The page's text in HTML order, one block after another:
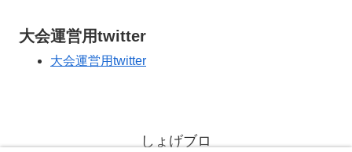
大会運営用twitter
大会運営用twitter
しょげブロ